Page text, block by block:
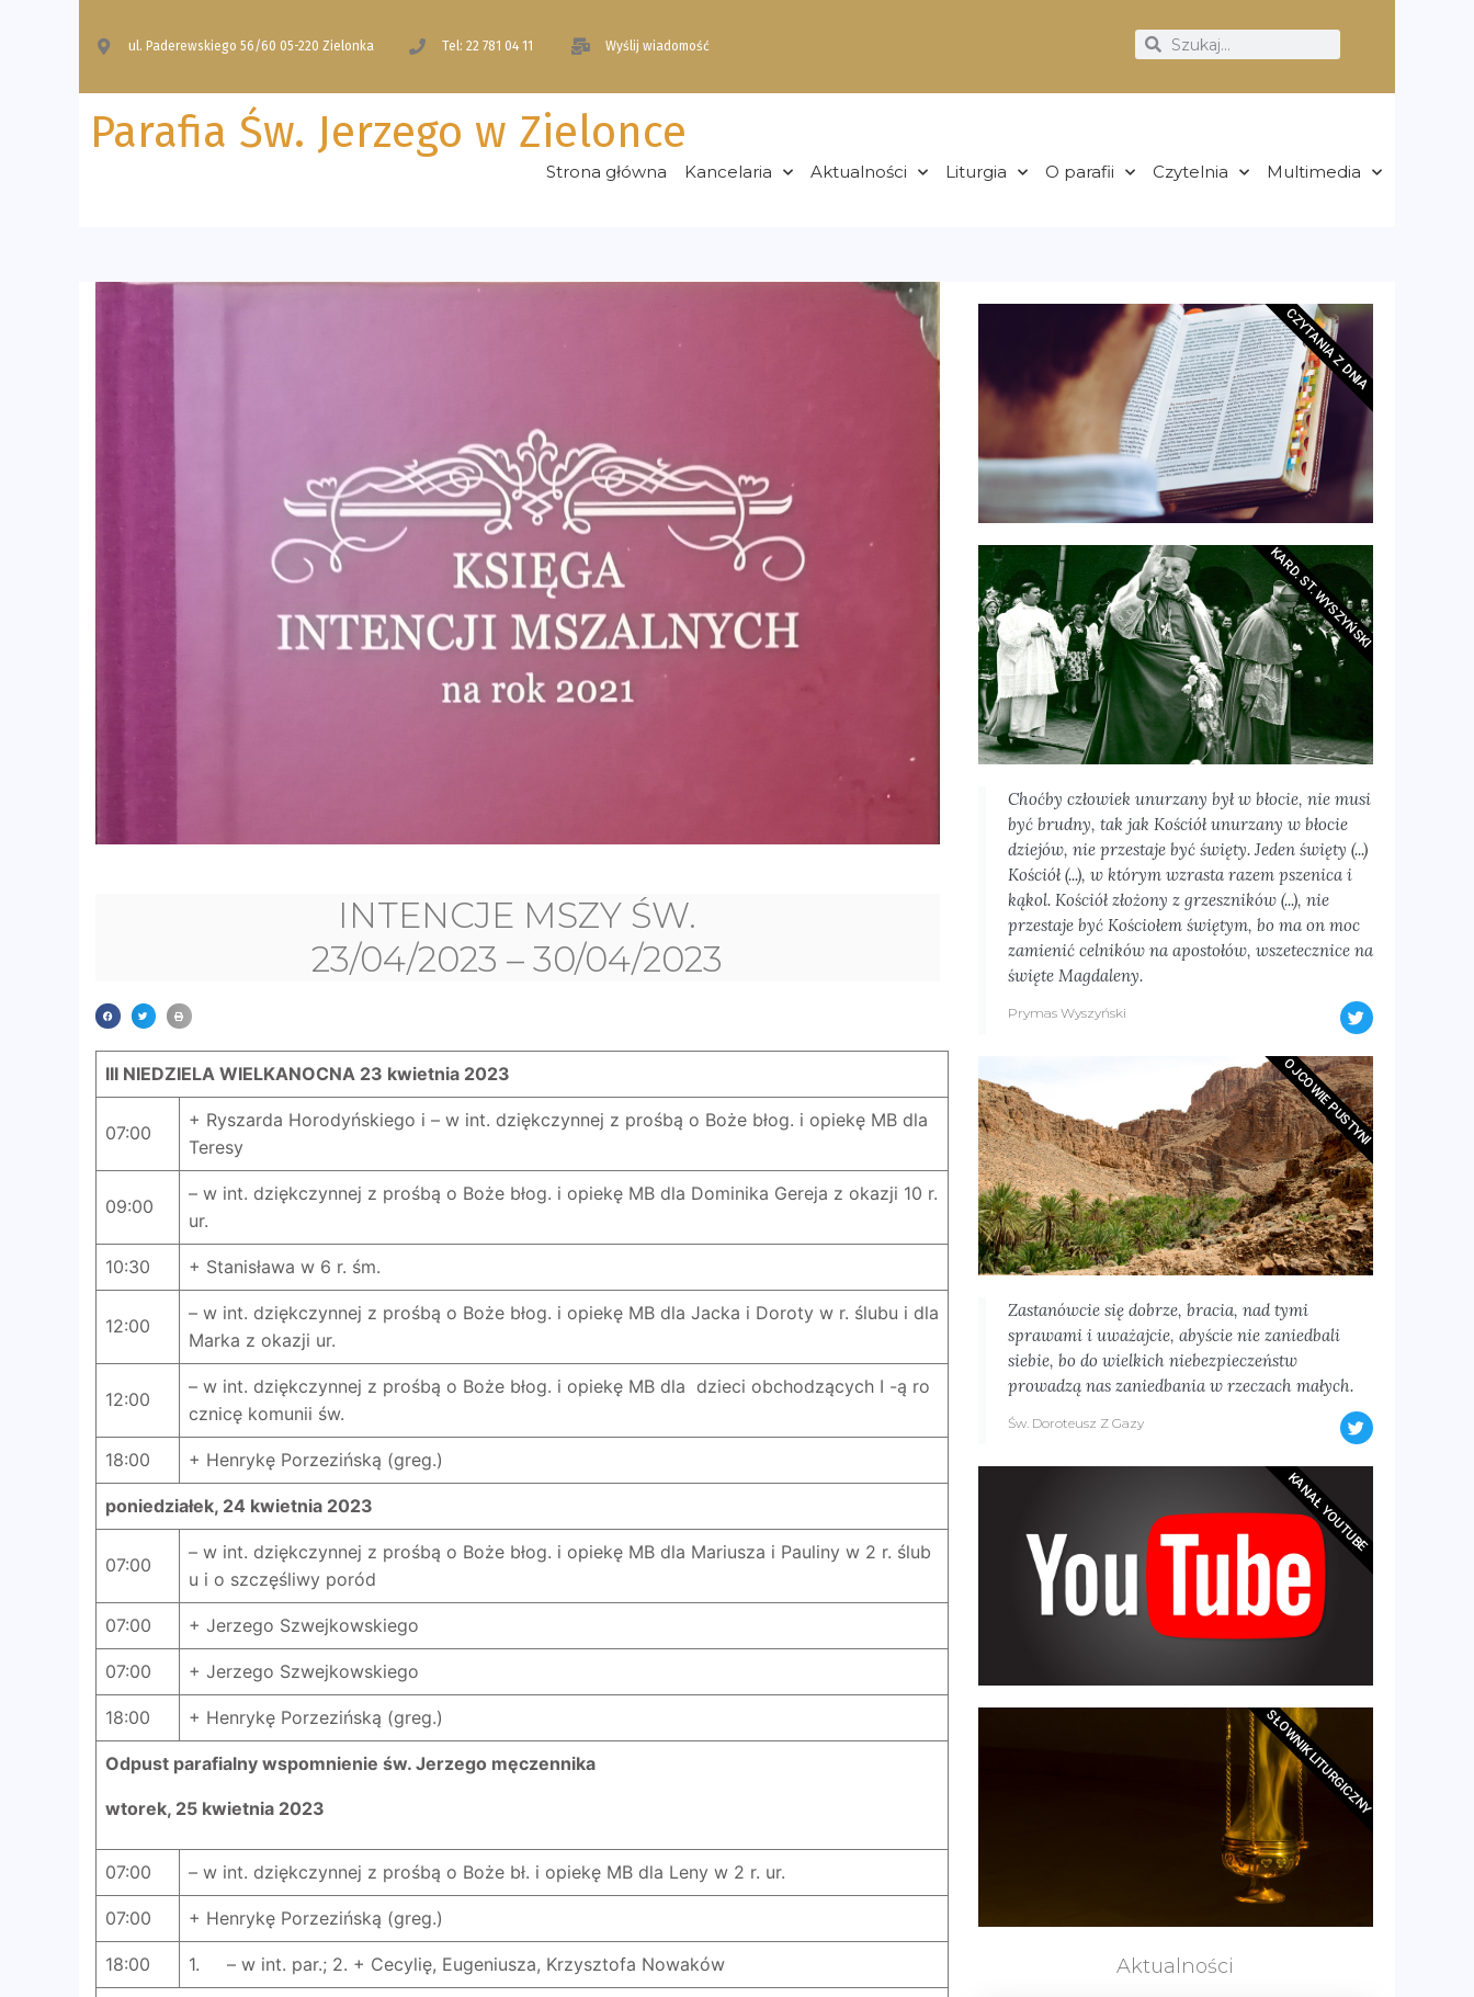
ul. Paderewskiego 56/60 05-220 Zielonka Tel: 22 781 04 11 Wyślij wiadomość
Parafia Św. Jerzego w Zielonce
Strona główna Kancelaria Aktualności Liturgia O parafii Czytelnia Multimedia
INTENCJE MSZY ŚW.
23/04/2023 – 30/04/2023
III NIEDZIELA WIELKANOCNA 23 kwietnia 2023
07:00
+ Ryszarda Horodyńskiego i – w int. dziękczynnej z prośbą o Boże błog. i opiekę MB dla
Teresy
09:00
– w int. dziękczynnej z prośbą o Boże błog. i opiekę MB dla Dominika Gereja z okazji 10 r.
ur.
10:30 + Stanisława w 6 r. śm.
12:00
– w int. dziękczynnej z prośbą o Boże błog. i opiekę MB dla Jacka i Doroty w r. ślubu i dla
Marka z okazji ur.
12:00
– w int. dziękczynnej z prośbą o Boże błog. i opiekę MB dla dzieci obchodzących I -ą ro
cznicę komunii św.
18:00 + Henrykę Porzezińską (greg.)
poniedziałek, 24 kwietnia 2023
07:00
– w int. dziękczynnej z prośbą o Boże błog. i opiekę MB dla Mariusza i Pauliny w 2 r. ślub
u i o szczęśliwy poród
07:00 + Jerzego Szwejkowskiego
07:00 + Jerzego Szwejkowskiego
18:00 + Henrykę Porzezińską (greg.)
Odpust parafialny wspomnienie św. Jerzego męczennika
wtorek, 25 kwietnia 2023
07:00 – w int. dziękczynnej z prośbą o Boże bł. i opiekę MB dla Leny w 2 r. ur.
07:00 + Henrykę Porzezińską (greg.)
18:00 1. – w int. par.; 2. + Cecylię, Eugeniusza, Krzysztofa Nowaków
CZYTANIA Z DNIA
KARD. ST. WYSZYŃSKI
Choćby człowiek unurzany był w błocie, nie musi
być brudny, tak jak Kościół unurzany w błocie
dziejów, nie przestaje być święty. Jeden święty (...)
Kościół (...), w którym wzrasta razem pszenica i
kąkol. Kościół złożony z grzeszników (...), nie
przestaje być Kościołem świętym, bo ma on moc
zamienić celników na apostołów, wszetecznice na
święte Magdaleny.
Prymas Wyszyński
OJCOWIE PUSTYNI
Zastanówcie się dobrze, bracia, nad tymi
sprawami i uważajcie, abyście nie zaniedbali
siebie, bo do wielkich niebezpieczeństw
prowadzą nas zaniedbania w rzeczach małych.
Św. Doroteusz Z Gazy
KANAŁ YOUTUBE
SŁOWNIK LITURGICZNY
Aktualności